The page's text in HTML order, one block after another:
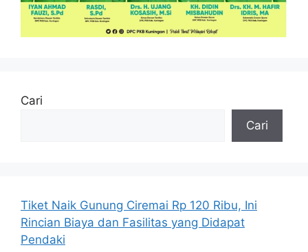
Cari
Cari
Tiket Naik Gunung Ciremai Rp 120 Ribu, Ini
Rincian Biaya dan Fasilitas yang Didapat
Pendaki